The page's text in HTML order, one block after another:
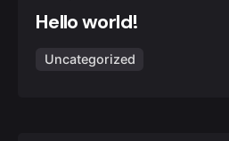
Hello world!
Uncategorized